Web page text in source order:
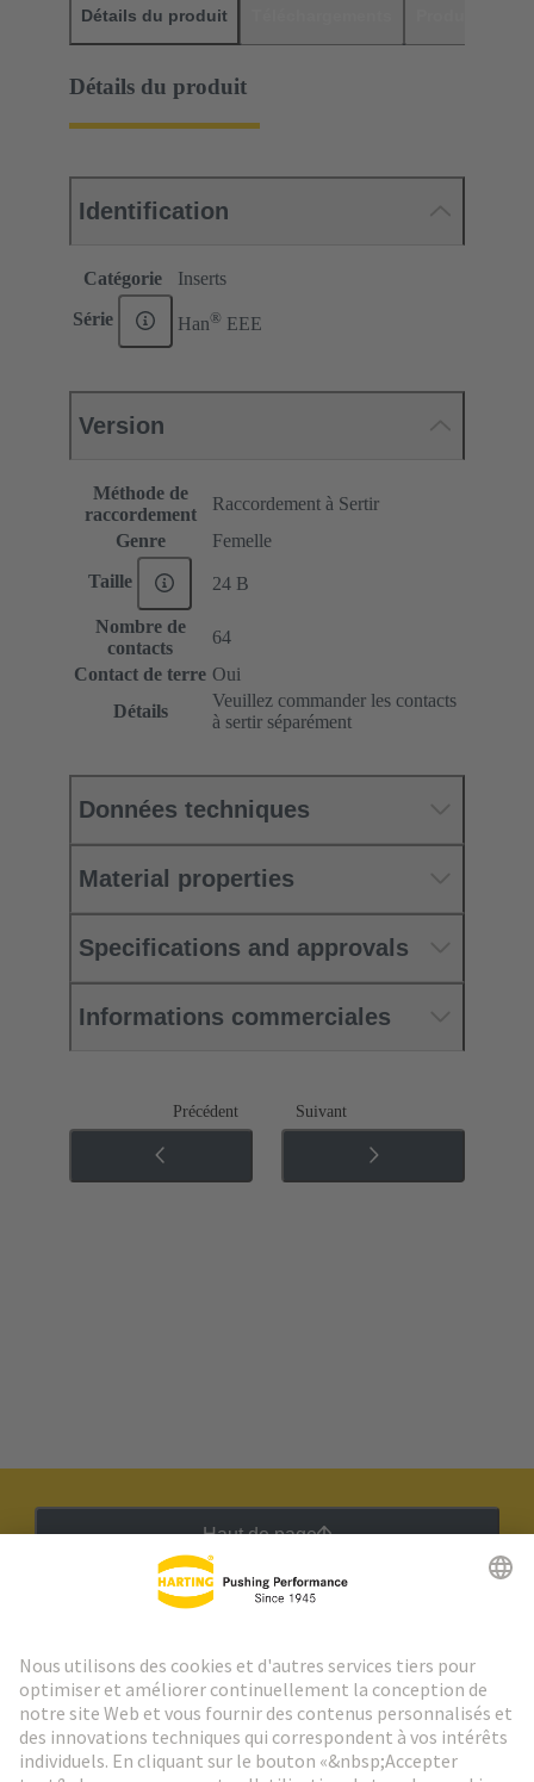
Détails du produit
Détails du produit
Identification
Catégorie Inserts
Série Han® EEE
Version
Méthode de
raccordement
Raccordement à Sertir
Genre
Femelle
Taille 24 B
Nombre de
contacts
64
Contact de terre Oui
Détails
Veuillez commander les contacts
à sertir séparément
Données techniques
Material properties
Specifications and approvals
Informations commerciales
Précédent Suivant
Haut de page
Aller à l'inscription